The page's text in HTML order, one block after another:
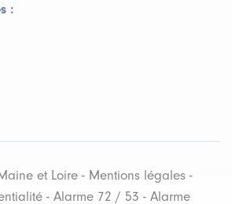
:
et Loire - Mentions légales -
- Alarme 72 / 53 - Alarme